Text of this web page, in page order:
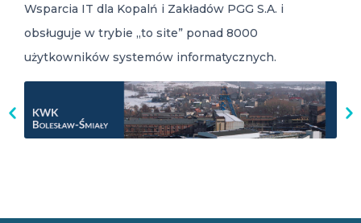
Wsparcia IT dla Kopalń i Zakładów PGG S.A. i
obsługuje w trybie „to site” ponad 8000
użytkowników systemów informatycznych.